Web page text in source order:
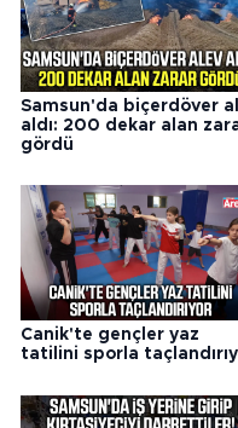
Samsun'da biçerdöver
aldı: 200 dekar alan
gördü
Canik'te gençler yaz
tatilini sporla